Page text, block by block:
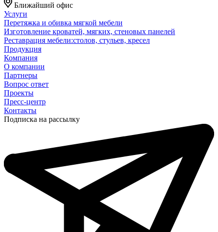
Ближайший офис
Услуги
Перетяжка и обивка мягкой мебели
Изготовление кроватей, мягких, стеновых панелей
Реставрация мебели:столов, стульев, кресел
Продукция
Компания
О компании
Партнеры
Вопрос ответ
Проекты
Пресс-центр
Контакты
Подписка на рассылку